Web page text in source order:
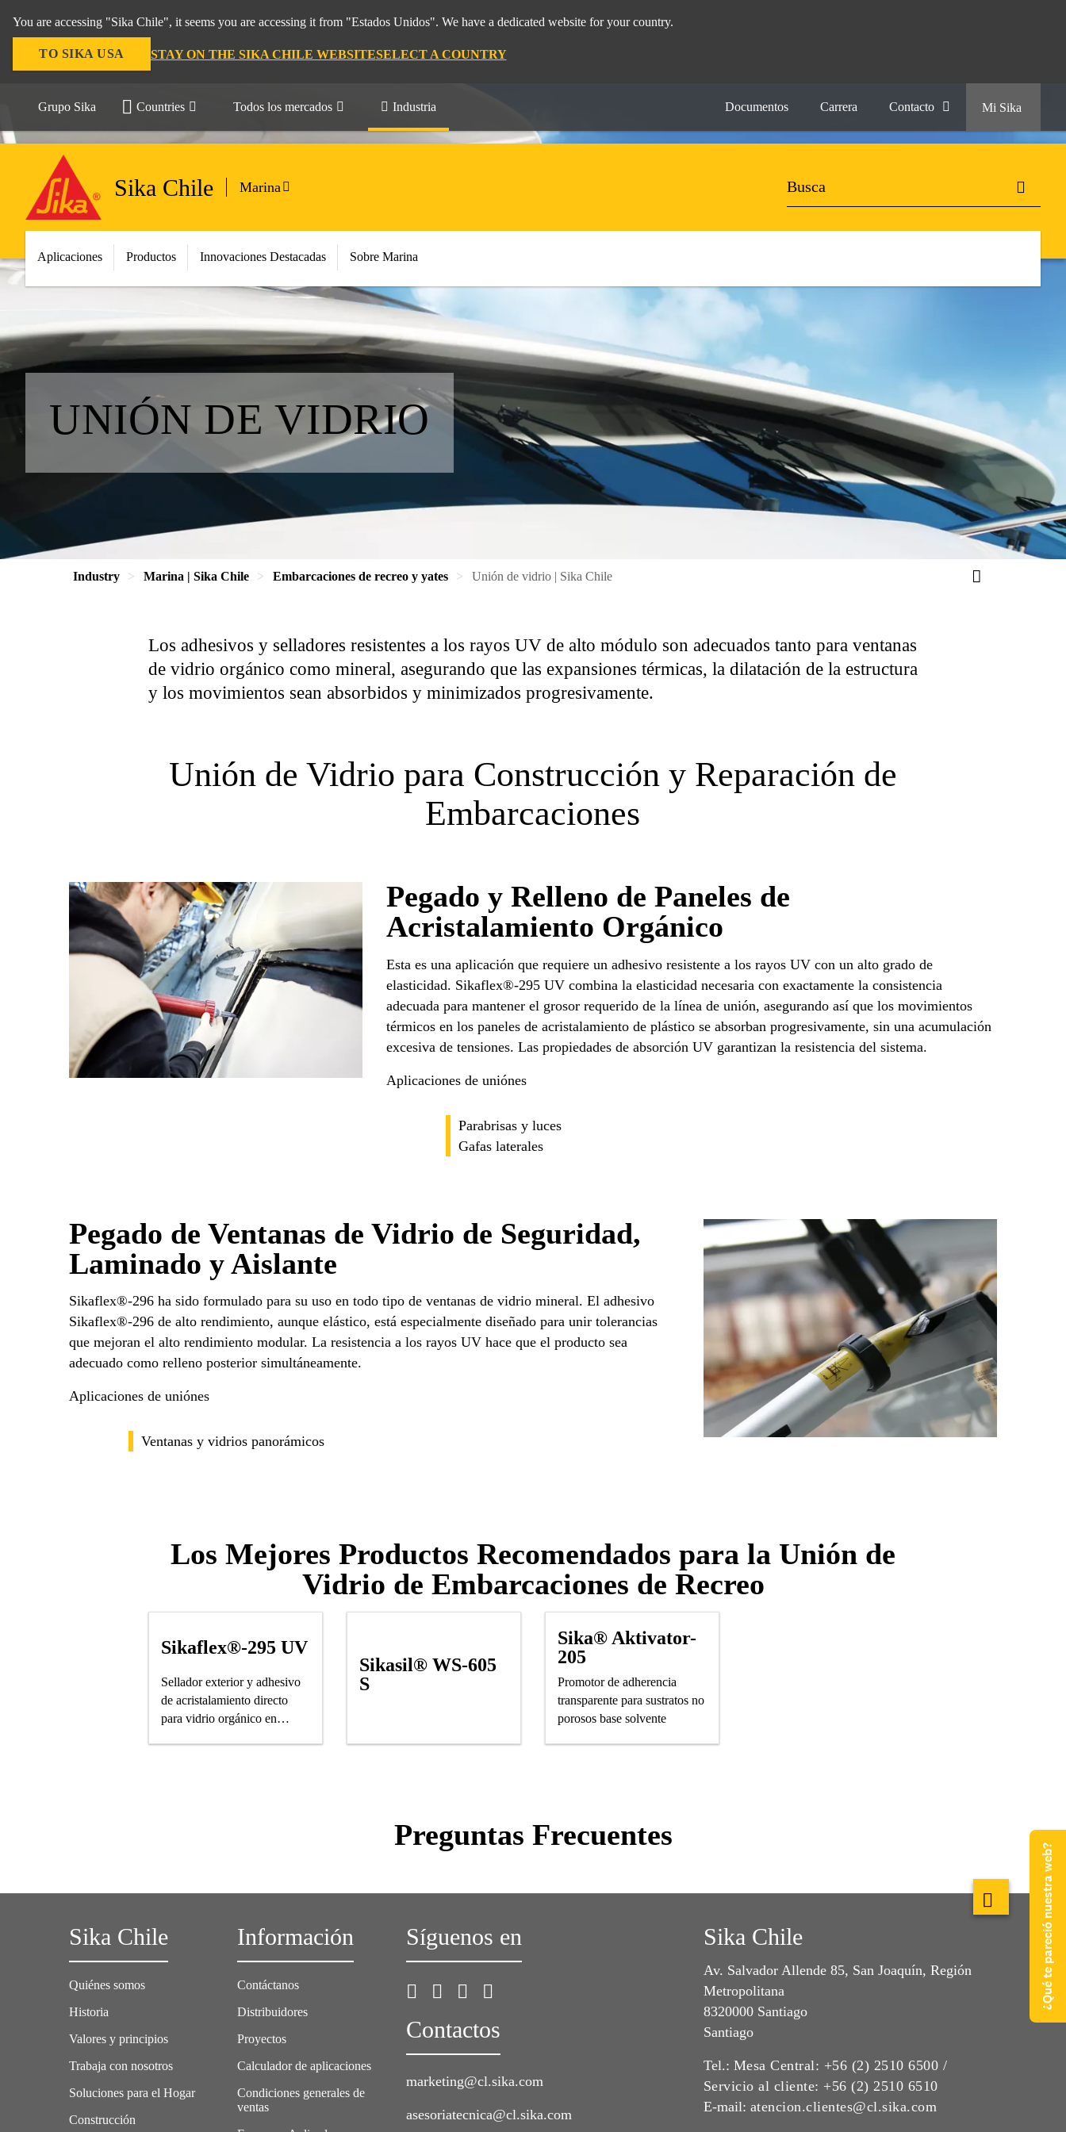
You are accessing "Sika Chile", it seems you are accessing it from "Estados Unidos". We have a dedicated website for your country.
TO SIKA USA STAY ON THE SIKA CHILE WEBSITESELECT A COUNTRY
Grupo Sika Countries Todos los mercados Industria Documentos Carrera Contacto Mi Sika
Sika Chile Marina
Aplicaciones Productos Innovaciones Destacadas Sobre Marina
UNIÓN DE VIDRIO
Industry Marina | Sika Chile Embarcaciones de recreo y yates Unión de vidrio | Sika Chile
Los adhesivos y selladores resistentes a los rayos UV de alto módulo son adecuados tanto para ventanas
de vidrio orgánico como mineral, asegurando que las expansiones térmicas, la dilatación de la estructura
y los movimientos sean absorbidos y minimizados progresivamente.
Unión de Vidrio para Construcción y Reparación de
Embarcaciones
Pegado y Relleno de Paneles de
Acristalamiento Orgánico
Esta es una aplicación que requiere un adhesivo resistente a los rayos UV con un alto grado de
elasticidad. Sikaflex®-295 UV combina la elasticidad necesaria con exactamente la consistencia
adecuada para mantener el grosor requerido de la línea de unión, asegurando así que los movimientos
térmicos en los paneles de acristalamiento de plástico se absorban progresivamente, sin una acumulación
excesiva de tensiones. Las propiedades de absorción UV garantizan la resistencia del sistema.
Aplicaciones de uniónes
Parabrisas y luces
Gafas laterales
Pegado de Ventanas de Vidrio de Seguridad,
Laminado y Aislante
Sikaflex®-296 ha sido formulado para su uso en todo tipo de ventanas de vidrio mineral. El adhesivo
Sikaflex®-296 de alto rendimiento, aunque elástico, está especialmente diseñado para unir tolerancias
que mejoran el alto rendimiento modular. La resistencia a los rayos UV hace que el producto sea
adecuado como relleno posterior simultáneamente.
Aplicaciones de uniónes
Ventanas y vidrios panorámicos
Los Mejores Productos Recomendados para la Unión de
Vidrio de Embarcaciones de Recreo
Sikaflex®-295 UV
Sellador exterior y adhesivo
de acristalamiento directo
para vidrio orgánico en
Sikasil® WS-605
S
Sika® Aktivator-
205
Promotor de adherencia
transparente para sustratos no
porosos base solvente
Preguntas Frecuentes
Sika Chile
Quiénes somos
Historia
Valores y principios
Trabaja con nosotros
Soluciones para el Hogar
Construcción
Información
Contáctanos
Distribuidores
Proyectos
Calculador de aplicaciones
Condiciones generales de
ventas
Síguenos en
Contactos
marketing@cl.sika.com
asesoriatecnica@cl.sika.com
Sika Chile
Av. Salvador Allende 85, San Joaquín, Región
Metropolitana
8320000 Santiago
Santiago
Tel.: Mesa Central: +56 (2) 2510 6500 /
Servicio al cliente: +56 (2) 2510 6510
E-mail: atencion.clientes@cl.sika.com
¿Qué te pareció nuestra web?